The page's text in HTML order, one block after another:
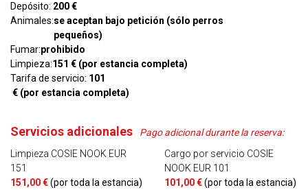
Depósito: 200 €
Animales:se aceptan bajo petición (sólo perros
pequeños)
Fumar:prohibido
Limpieza:151 € (por estancia completa)
Tarifa de servicio: 101
€ (por estancia completa)
Servicios adicionales
Pago adicional durante la reserva:
Limpieza COSIE NOOK EUR
151
151,00 €(por toda la estancia)
Cargo por servicio COSIE
NOOK EUR 101
101,00 €(por toda la estancia)